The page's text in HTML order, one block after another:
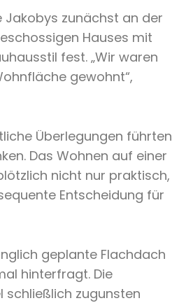
Jakobys zunächst an der
Hauses mit
fest. „Wir waren
gewohnt“,
Überlegungen führten
Das Wohnen auf einer
nicht nur praktisch,
Entscheidung für
geplante Flachdach
hinterfragt. Die
schließlich zugunsten